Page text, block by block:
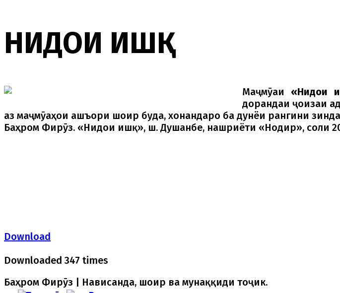
НИДОИ ИШҚ
Маҷмӯаи «Нидои
дорандаи ҷоизаи
аз маҷмӯаҳои ашъори шоир буда, хонандаро ба дунёи рангини
Баҳром Фирӯз. «Нидои ишқ», ш. Душанбе, нашриёти «Нодир», соли
Download
Downloaded 347 times
Баҳром Фирӯз | Нависанда, шоир ва мунаққиди тоҷик.